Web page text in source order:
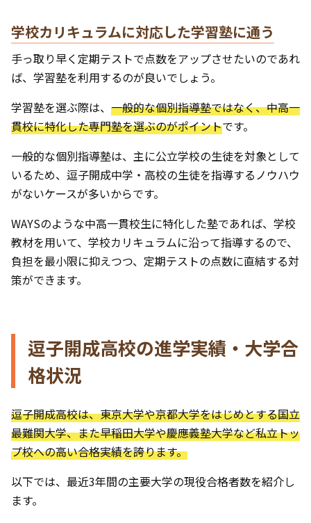
学校カリキュラムに対応した学習塾に通う
手っ取り早く定期テストで点数をアップさせたいのであれ
ば、学習塾を利用するのが良いでしょう。
学習塾を選ぶ際は、 一般的な個別指導塾ではなく、中高一
貫校に特化した専門塾を選ぶのがポイントです。
一般的な個別指導塾は、主に公立学校の生徒を対象として
いるため、逗子開成中学・高校の生徒を指導するノウハウ
がないケースが多いからです。
WAYSのような中高一貫校生に特化した塾であれば、学校
教材を用いて、学校カリキュラムに沿って指導するので、
負担を最小限に抑えつつ、定期テストの点数に直結する対
策ができます。
逗子開成高校の進学実績・大学合
格状況
逗子開成高校は、東京大学や京都大学をはじめとする国立
最難関大学、また早稲田大学や慶應義塾大学など私立トッ
プ校への高い合格実績を誇ります。
以下では、最近3年間の主要大学の現役合格者数を紹介し
ます。